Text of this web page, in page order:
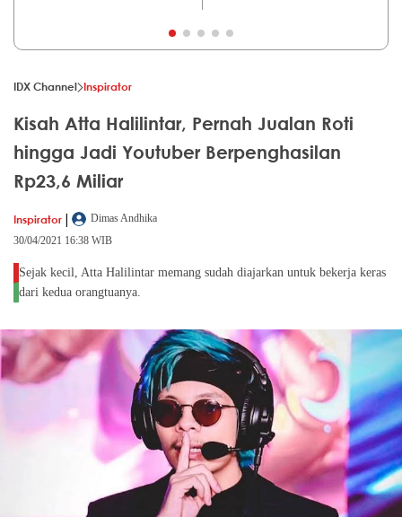
IDX Channel Inspirator
Kisah Atta Halilintar, Pernah Jualan Roti
hingga Jadi Youtuber Berpenghasilan
Rp23,6 Miliar
Inspirator |
Dimas Andhika
30/04/2021 16:38 WIB
Sejak kecil, Atta Halilintar memang sudah diajarkan untuk bekerja keras
dari kedua orangtuanya.